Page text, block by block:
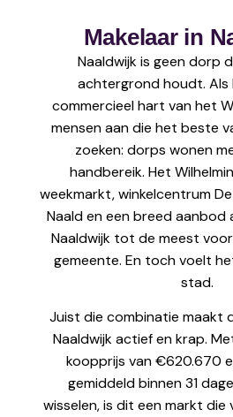
Makelaar in
Naaldwijk is geen dorp
achtergrond houdt. Als
commercieel hart van het
mensen aan die het beste
zoeken: dorps wonen
handbereik. Het
weekmarkt, winkelcentrum
Naald en een breed aanbod
Naaldwijk tot de meest
gemeente. En toch voelt
stad.
Juist die combinatie maakt
Naaldwijk actief en krap.
koopprijs van €620.670
gemiddeld binnen 31
wisselen, is dit een markt die